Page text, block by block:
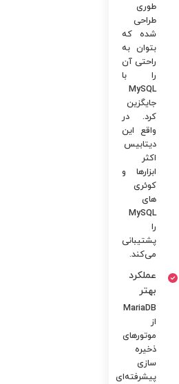
طوری
طراحی
شده که
بتوان به
راحتی آن
را با
MySQL
جایگزین
کرد. در
واقع این
دیتابیس
اکثر
ابزارها و
کوئری
های
MySQL
را
پشتیبانی
می‌کند.
عملکرد
بهتر
MariaDB
از
موتورهای
ذخیره
سازی
پیشرفته‌ای